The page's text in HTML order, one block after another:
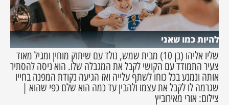
להיות כמו שאני
שליו אליהו (בן 10) מבית שמש, נולד עם שיתוק מוחין ומגיל מאוד
צעיר התמודד עם הקושי לקבל את המגבלה שלו. הוא ניסה להסתיר
אותה ונמנע בכל כוחו לשתף עלייה ואז הגיעה נקודת המפנה בחייו
שגרמה לו לקבל את עצמו ולהבין עד כמה הוא שלם כפי שהוא |
צילום: אורי מאירוביץ